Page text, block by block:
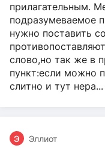
прилагательным.
подразумеваемое
нужно поставить
слово,но так же в
пункт:если можно
слитно и тут нера...
Э Эллиот